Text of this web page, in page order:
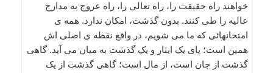
خواهند راه حقیقت را، راه تعالی را، راه عروج به مدارج
عالیه را طی کنند. بدون گذشت، امکان ندارد. همه ی
امتحانهائی که ما می شویم، در واقع نقطه ی اصلی اش
همین است؛ پای یک ایثار و یک گذشت به میان می آید. گاهی
گذشت از جان است، از مال است؛ گاهی گذشت از یک